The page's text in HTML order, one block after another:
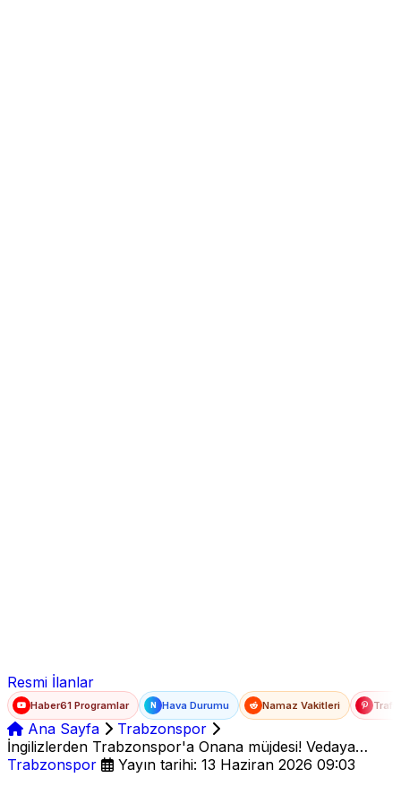
Resmi İlanlar
Haber61 Programlar N Hava Durumu Namaz Vakitleri
Ana Sayfa
Trabzonspor
İngilizlerden Trabzonspor'a Onana müjdesi! Vedaya
hazırlanıyor
Trabzonspor Yayın tarihi: 13 Haziran 2026 09:03